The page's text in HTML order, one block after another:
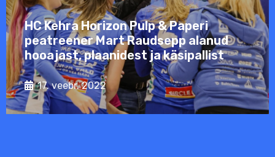
HC Kehra Horizon Pulp & Paperi
peatreener Mart Raudsepp alanud
hooajast, plaanidest ja käsipallist
17. veebr. 2022